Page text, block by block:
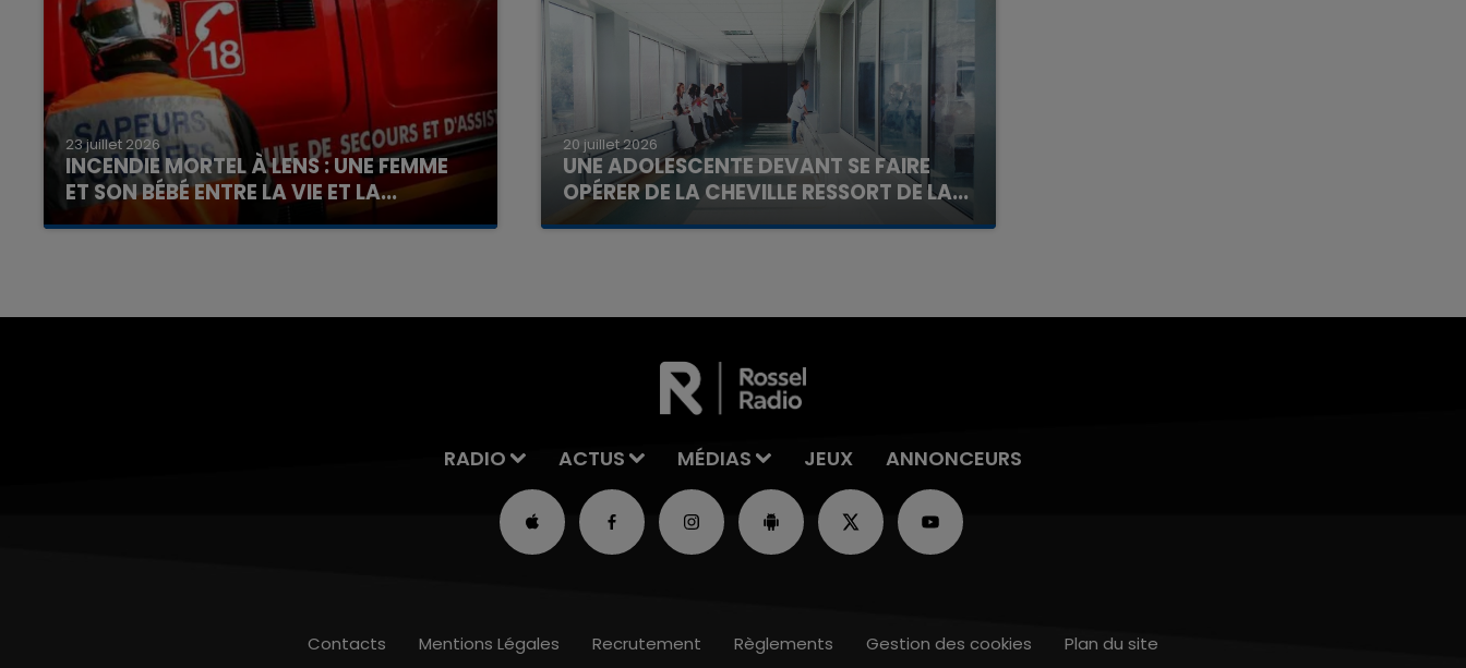
23 juillet 2026
INCENDIE MORTEL À LENS : UNE FEMME
ET SON BÉBÉ ENTRE LA VIE ET LA...
Un homme s'est immolé par le feu après avoir
20 juillet 2026
UNE ADOLESCENTE DEVANT SE FAIRE
OPÉRER DE LA CHEVILLE RESSORT DE LA...
La famille a porté plainte contre la clinique qui a
RADIO ACTUS MÉDIAS JEUX ANNONCEURS
Contacts Mentions Légales Recrutement Règlements Gestion des cookies Plan du site